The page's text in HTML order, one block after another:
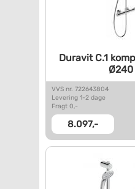
Duravit C.1
Ø240
VVS nr. 722643804
Levering 1-2 dage
Fragt 0,-
8.097,-